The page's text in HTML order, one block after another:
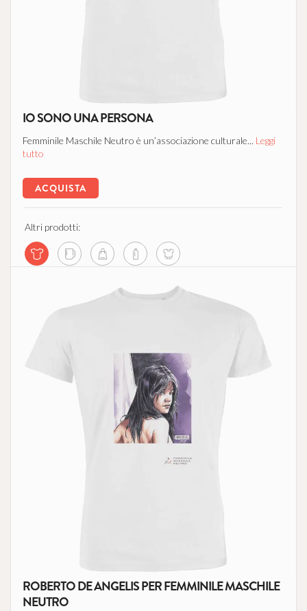
IO SONO UNA PERSONA
Femminile Maschile Neutro è un’associazione culturale... Leggi
tutto
ACQUISTA
Altri prodotti:
ROBERTO DE ANGELIS PER FEMMINILE MASCHILE
NEUTRO